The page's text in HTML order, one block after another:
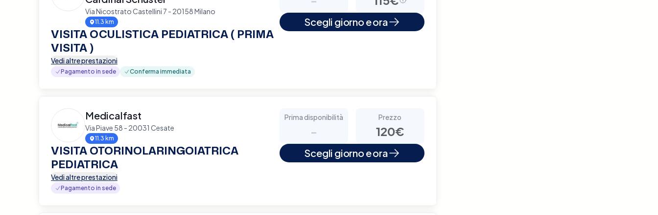
Via Nicostrato Castellini 7 - 20158 Milano
11.3 km
VISITA OCULISTICA PEDIATRICA ( PRIMA
VISITA )
Vedi altre prestazioni
Pagamento in sede Conferma immediata
Scegli giorno e ora
Medicalfast
Via Piave 58 - 20031 Cesate
11.3 km
VISITA OTORINOLARINGOIATRICA
PEDIATRICA
Vedi altre prestazioni
Pagamento in sede
Prima disponibilità
-
Prezzo
120€
Scegli giorno e ora